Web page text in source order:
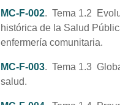
MC-F-002. Tema 1.2
histórica de la Salud
enfermería comunitaria.
MC-F-003. Tema 1.3
salud.